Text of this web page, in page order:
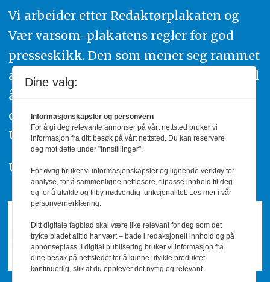
Vi arbeider etter Redaktørplakaten og
Vær varsom-plakatens regler for god
presseskikk. Den som mener seg rammet
av urettmessig publisering, oppfordres til
å ta kontakt med redaksjonen. Du kan
også klage inn saker til Pressens Faglige
Utvalg,www.pfu.no.
Utgiver: PBL
Dine valg:
Informasjonskapsler og personvern
For å gi deg relevante annonser på vårt nettsted bruker vi
informasjon fra ditt besøk på vårt nettsted. Du kan reservere
deg mot dette under "Innstillinger".
For øvrig bruker vi informasjonskapsler og lignende verktøy for
analyse, for å sammenligne nettlesere, tilpasse innhold til deg
og for å utvikle og tilby nødvendig funksjonalitet. Les mer i vår
personvernerklæring.
Ditt digitale fagblad skal være like relevant for deg som det
trykte bladet alltid har vært – bade i redaksjonelt innhold og på
annonseplass. I digital publisering bruker vi informasjon fra
dine besøk på nettstedet for å kunne utvikle produktet
kontinuerlig, slik at du opplever det nyttig og relevant.